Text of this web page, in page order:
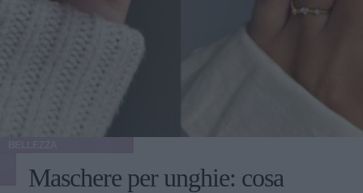
Maschere per unghie: cosa